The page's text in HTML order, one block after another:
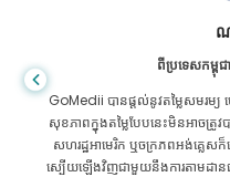
ស
ពីបង់ក្លាដែស
ខ្ញុំបានថ្លែងអំណរគុណដល់កូនប្រុសរ
បានជួយខ្ញុំក្នុងការធ្វើដំណើររបស់ខ្ញុំ
ព្យាបាល។ យើងបានធ្វើការជ្រើសរើ
សូម្បីតែបន្ទាប់ពីការព្យា